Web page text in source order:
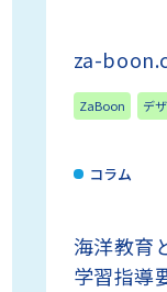
za-
ZaBoon デ
コラム
海洋教育
学習指導